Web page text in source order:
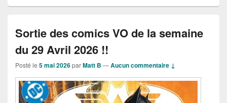
Sortie des comics VO de la semaine
du 29 Avril 2026 !!
Posté le 5 mai 2026parMatt B —Aucun commentaire ↓